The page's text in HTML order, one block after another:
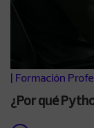
| Formación
¿Por qué